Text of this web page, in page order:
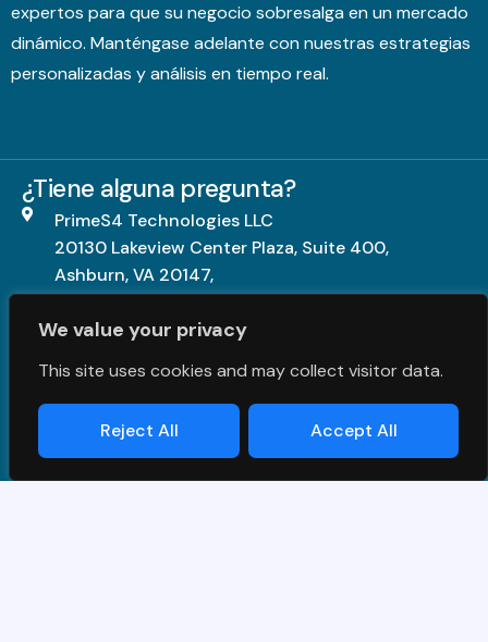
We value your privacy
This site uses cookies and may collect visitor data.
Reject All Accept All
expertos para que su negocio sobresalga en un mercado
dinámico. Manténgase adelante con nuestras estrategias
personalizadas y análisis en tiempo real.
¿Tiene alguna pregunta?
PrimeS4 Technologies LLC
20130 Lakeview Center Plaza, Suite 400,
Ashburn, VA 20147,
United States.
+1703-840-5539
contact@primes4.com